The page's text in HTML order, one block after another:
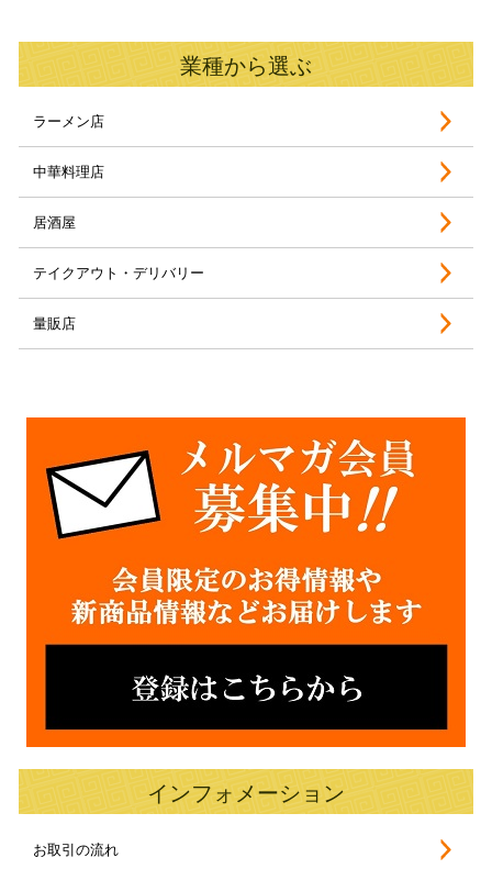
業種から選ぶ
ラーメン店
中華料理店
居酒屋
テイクアウト・デリバリー
量販店
インフォメーション
お取引の流れ